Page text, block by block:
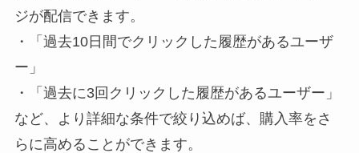
ジが配信できます。
・「過去10日間でクリックした履歴があるユーザ
ー」
・「過去に3回クリックした履歴があるユーザー」
など、より詳細な条件で絞り込めば、購入率をさ
らに高めることができます。